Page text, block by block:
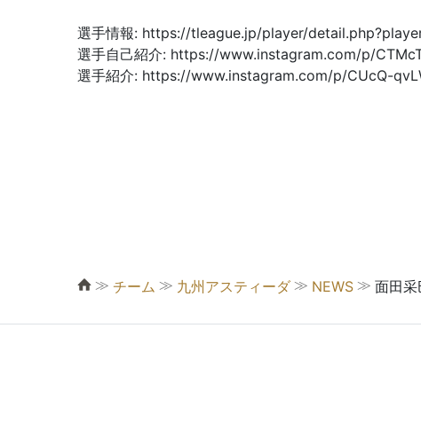
選手情報: https://tleague.jp/player/
選手自己紹介: https://www.instagram.com/p/
選手紹介: https://www.instagram.com/p/CUcQ-
≫ チーム ≫ 九州アスティーダ ≫ NEWS ≫ 面田